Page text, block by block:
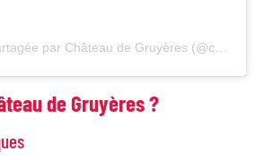
de Gruyères ?